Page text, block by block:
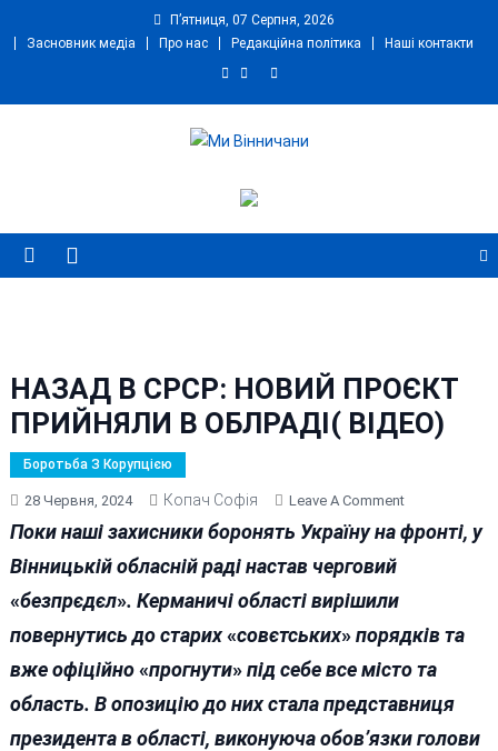
П’ятниця, 07 Серпня, 2026
Засновник медіа
Про нас Редакційна політика Наші контакти
НАЗАД В СРСР: НОВИЙ ПРОЄКТ
ПРИЙНЯЛИ В ОБЛРАДІ( ВІДЕО)
Боротьба З Корупцією
28 Червня, 2024 Копач Софія Leave A CommentOn
НАЗАД
ПРОЄКТ
В
ОБЛРАДІ(
Поки наші захисники боронять Україну на фронті, у
Вінницькій обласній раді настав черговий
«безпрєдєл». Керманичі області вирішили
повернутись до старих«совєтських»порядків та
вже офіційно«прогнути»під себе все місто та
область. В опозицію до них стала представниця
президента в області, виконуюча обов’язки голови